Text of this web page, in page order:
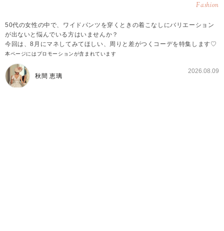
Fashion
50代の女性の中で、ワイドパンツを穿くときの着こなしにバリエーション
が出ないと悩んでいる方はいませんか？
今回は、8月にマネしてみてほしい、周りと差がつくコーデを特集します♡
本ページにはプロモーションが含まれています
秋間 恵璃
2026.08.09